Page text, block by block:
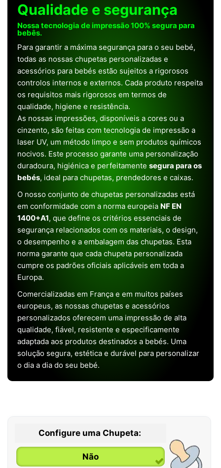
Qualidade e segurança
Nossa tecnologia de impressão 100% segura para
bebês.
Para garantir a máxima segurança para o seu bebé,
todas as nossas chupetas personalizadas e
acessórios para bebés estão sujeitos a rigorosos
controlos internos e externos. Cada produto respeita
os requisitos mais rigorosos em termos de
qualidade, higiene e resistência.
As nossas impressões, disponíveis a cores ou a
cinzento, são feitas com tecnologia de impressão a
laser UV, um método limpo e sem produtos químicos
nocivos. Este processo garante uma personalização
duradoura, higiénica e perfeitamente segura para os
bebés, ideal para chupetas, prendedores e caixas.
O nosso conjunto de chupetas personalizadas está
em conformidade com a norma europeia NF EN
1400+A1, que define os critérios essenciais de
segurança relacionados com os materiais, o design,
o desempenho e a embalagem das chupetas. Esta
norma garante que cada chupeta personalizada
cumpre os padrões oficiais aplicáveis em toda a
Europa.
Comercializadas em França e em muitos países
europeus, as nossas chupetas e acessórios
personalizados oferecem uma impressão de alta
qualidade, fiável, resistente e especificamente
adaptada aos produtos destinados a bebés. Uma
solução segura, estética e durável para personalizar
o dia a dia do seu bebé.
Configure uma Chupeta:
Não